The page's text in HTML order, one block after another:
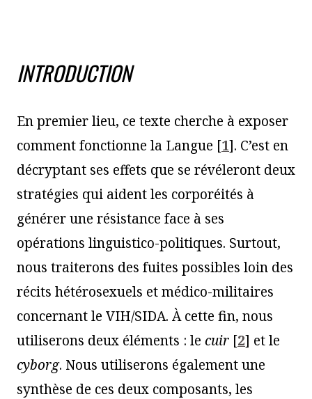
INTRODUCTION
En premier lieu, ce texte cherche à exposer
comment fonctionne la Langue [1]. C’est en
décryptant ses effets que se révéleront deux
stratégies qui aident les corporéités à
générer une résistance face à ses
opérations linguistico-politiques. Surtout,
nous traiterons des fuites possibles loin des
récits hétérosexuels et médico-militaires
concernant le VIH/SIDA. À cette fin, nous
utiliserons deux éléments : le cuir [2] et le
cyborg. Nous utiliserons également une
synthèse de ces deux composants, les